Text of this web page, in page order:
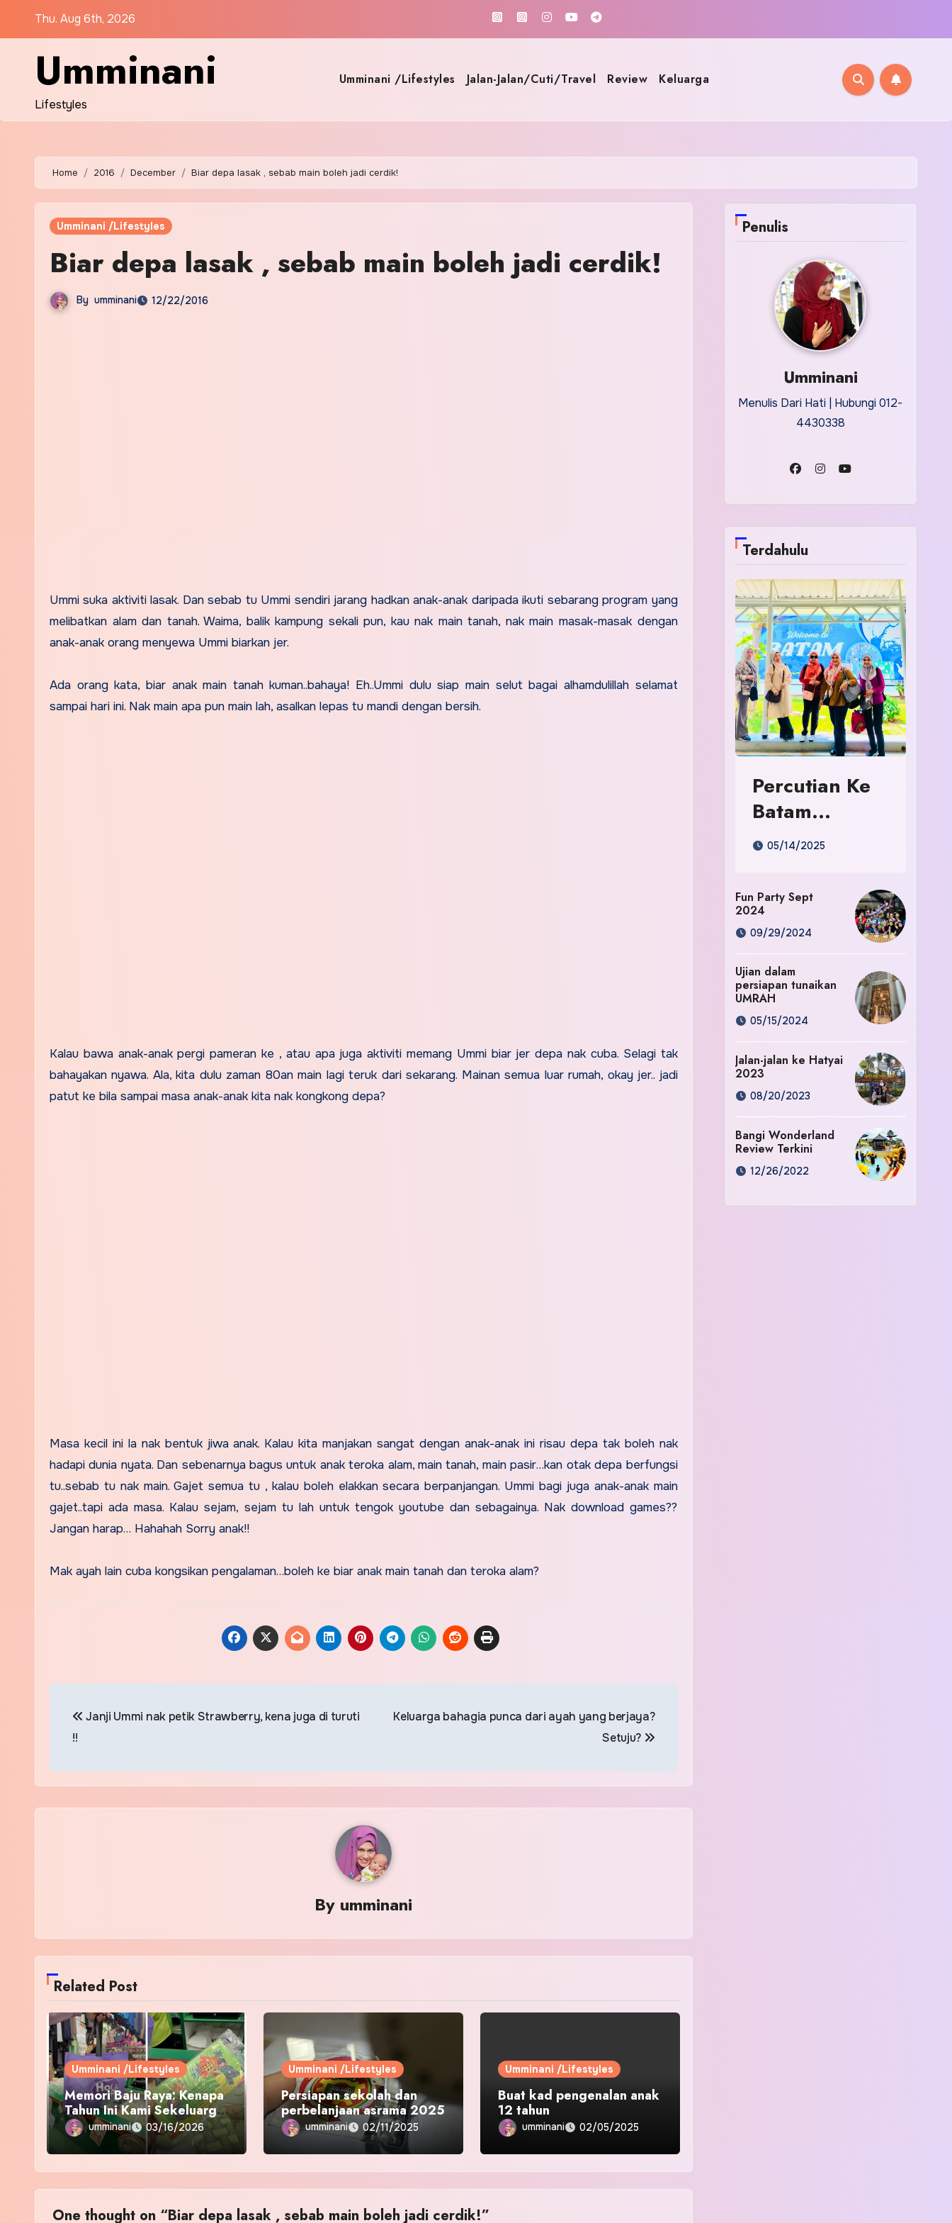
Thu. Aug 6th, 2026
Umminani
Lifestyles
Umminani /Lifestyles Jalan-Jalan/Cuti/Travel Review Keluarga
Home 2016 December Biar depa lasak , sebab main boleh jadi cerdik!
Umminani /Lifestyles
Biar depa lasak , sebab main boleh jadi cerdik!
By umminani 12/22/2016
Ummi suka aktiviti lasak. Dan sebab tu Ummi sendiri jarang hadkan anak-anak daripada ikuti sebarang program yang
melibatkan alam dan tanah. Waima, balik kampung sekali pun, kau nak main tanah, nak main masak-masak dengan
anak-anak orang menyewa Ummi biarkan jer.
Ada orang kata, biar anak main tanah kuman..bahaya! Eh..Ummi dulu siap main selut bagai alhamdulillah selamat
sampai hari ini. Nak main apa pun main lah, asalkan lepas tu mandi dengan bersih.
Kalau bawa anak-anak pergi pameran ke , atau apa juga aktiviti memang Ummi biar jer depa nak cuba. Selagi tak
bahayakan nyawa. Ala, kita dulu zaman 80an main lagi teruk dari sekarang. Mainan semua luar rumah, okay jer.. jadi
patut ke bila sampai masa anak-anak kita nak kongkong depa?
Masa kecil ini la nak bentuk jiwa anak. Kalau kita manjakan sangat dengan anak-anak ini risau depa tak boleh nak
hadapi dunia nyata. Dan sebenarnya bagus untuk anak teroka alam, main tanah, main pasir…kan otak depa berfungsi
tu..sebab tu nak main. Gajet semua tu , kalau boleh elakkan secara berpanjangan. Ummi bagi juga anak-anak main
gajet..tapi ada masa. Kalau sejam, sejam tu lah untuk tengok youtube dan sebagainya. Nak download games??
Jangan harap… Hahahah Sorry anak!!
Mak ayah lain cuba kongsikan pengalaman…boleh ke biar anak main tanah dan teroka alam?
navigation
Janji Ummi nak petik Strawberry, kena juga di turuti
!!
Keluarga bahagia punca dari ayah yang berjaya?
Setuju?
By umminani
Related Post
Umminani /Lifestyles
Memori Baju Raya: Kenapa
Tahun Ini Kami Sekeluarga
Kembali ke Pusat Pakaian
Hari-Hari?
umminani 03/16/2026
Umminani /Lifestyles
Persiapan sekolah dan
perbelanjaan asrama 2025
umminani 02/11/2025
Umminani /Lifestyles
Buat kad pengenalan anak
12 tahun
umminani 02/05/2025
One thought on “Biar depa lasak , sebab main boleh jadi cerdik!”
Penulis
Umminani
Menulis Dari Hati | Hubungi 012-
4430338
Terdahulu
Percutian Ke
Batam
Indonesia
05/14/2025
Fun Party Sept
2024
09/29/2024
Ujian dalam
persiapan tunaikan
UMRAH
05/15/2024
Jalan-jalan ke Hatyai
2023
08/20/2023
Bangi Wonderland
Review Terkini
12/26/2022